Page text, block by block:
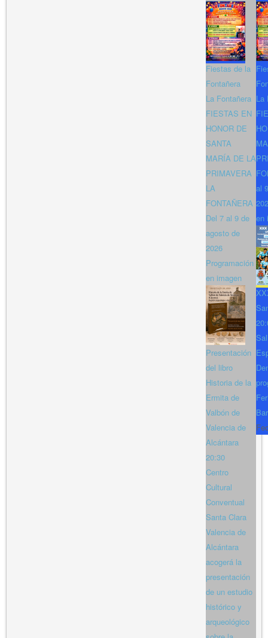
Fiestas de la
Fontañera
La Fontañera
FIESTAS EN
HONOR DE
SANTA
MARÍA DE LA
PRIMAVERA
LA
FONTAÑERA
Del 7 al 9 de
agosto de
2026
Programación
en imagen
Presentación
del libro
Historia de la
Ermita de
Valbón de
Valencia de
Alcántara
20:30
Centro
Cultural
Conventual
Santa Clara
Valencia de
Alcántara
acogerá la
presentación
de un estudio
histórico y
arqueológico
La
al
en